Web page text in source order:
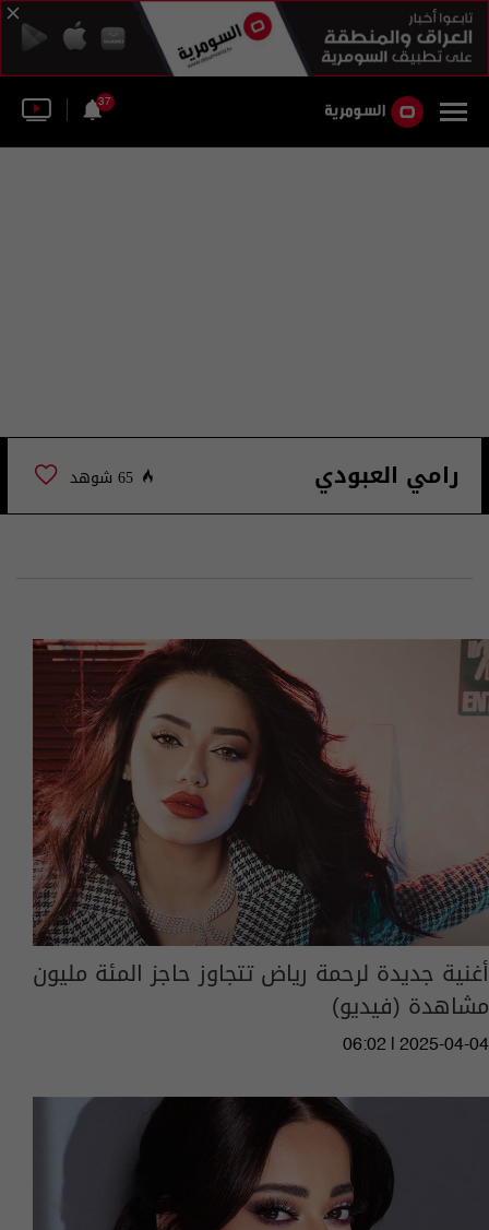
37
رامي العبودي 65 شوهد
أغنية جديدة لرحمة رياض تتجاوز حاجز المئة مليون
مشاهدة (فيديو)
06:02 | 2025-04-04